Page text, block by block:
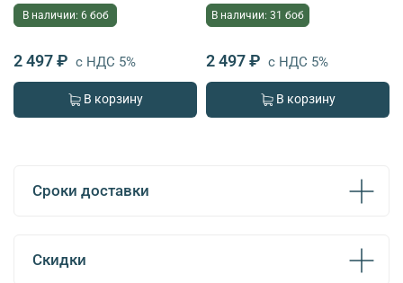
В наличии: 6 боб
2 497 ₽ с НДС 5%
В корзину
В наличии: 31 боб
2 497 ₽ с НДС 5%
В корзину
Сроки доставки
Скидки